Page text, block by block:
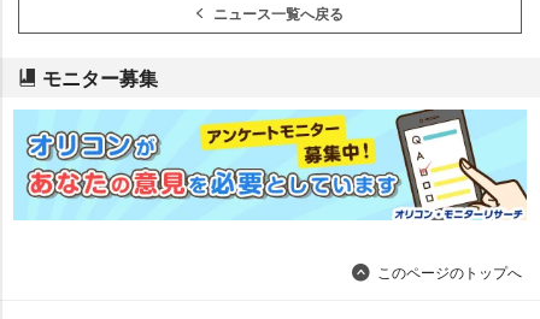
ニュース一覧へ戻る
モニター募集
このページのトップへ